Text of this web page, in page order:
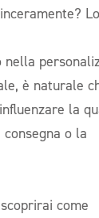
è naturale
la
o la
come